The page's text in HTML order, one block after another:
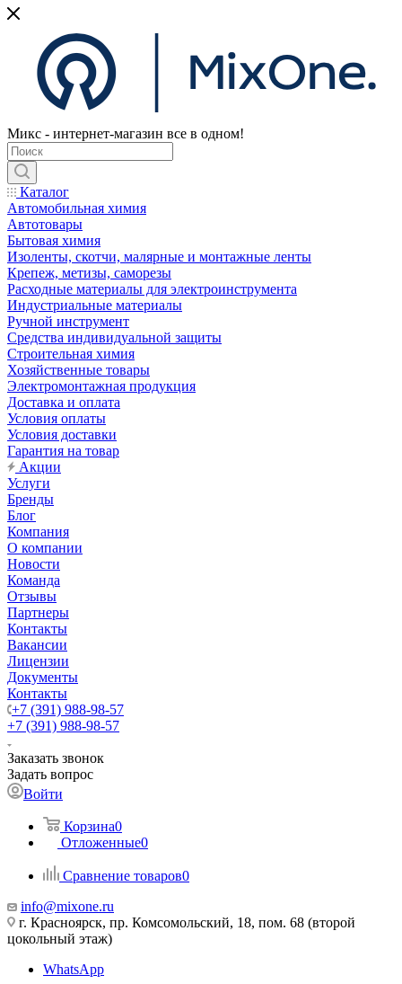
Микс - интернет-магазин все в одном!
Каталог
Автомобильная химия
Автотовары
Бытовая химия
Изоленты, скотчи, малярные и монтажные ленты
Крепеж, метизы, саморезы
Расходные материалы для электроинструмента
Индустриальные материалы
Ручной инструмент
Средства индивидуальной защиты
Строительная химия
Хозяйственные товары
Электромонтажная продукция
Доставка и оплата
Условия оплаты
Условия доставки
Гарантия на товар
Акции
Услуги
Бренды
Блог
Компания
О компании
Новости
Команда
Отзывы
Партнеры
Контакты
Вакансии
Лицензии
Документы
Контакты
+7 (391) 988-98-57
+7 (391) 988-98-57
Заказать звонок
Задать вопрос
Войти
Корзина0
Отложенные0
Сравнение товаров0
info@mixone.ru
г. Красноярск, пр. Комсомольский, 18, пом. 68 (второй
цокольный этаж)
WhatsApp